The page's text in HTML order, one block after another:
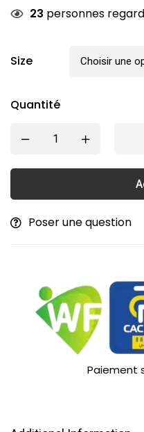
23 personnes
Size
Quantité
Poser une question
Paiement